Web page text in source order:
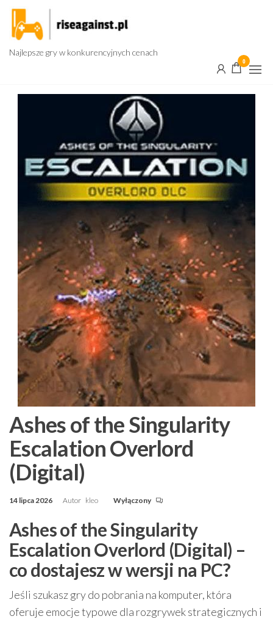
Przejdź
treści
Najlepsze gry w konkurencyjnych cenach
0
Ashes of the Singularity
Escalation Overlord
(Digital)
14 lipca 2026 Autor kleo Wyłączony
Ashes of the Singularity
Escalation Overlord (Digital) –
co dostajesz w wersji na PC?
Jeśli szukasz gry do pobrania na komputer, która
oferuje emocje typowe dla rozgrywek strategicznych i